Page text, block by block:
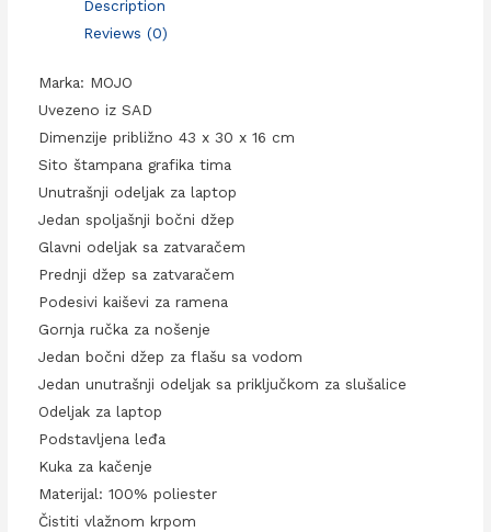
Description
Reviews (0)
Marka: MOJO
Uvezeno iz SAD
Dimenzije približno 43 x 30 x 16 cm
Sito štampana grafika tima
Unutrašnji odeljak za laptop
Jedan spoljašnji bočni džep
Glavni odeljak sa zatvaračem
Prednji džep sa zatvaračem
Podesivi kaiševi za ramena
Gornja ručka za nošenje
Jedan bočni džep za flašu sa vodom
Jedan unutrašnji odeljak sa priključkom za slušalice
Odeljak za laptop
Podstavljena leđa
Kuka za kačenje
Materijal: 100% poliester
Čistiti vlažnom krpom